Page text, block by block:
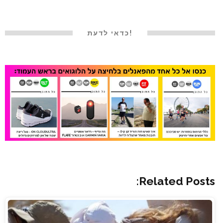
!כדאי לדעת
Related Posts: